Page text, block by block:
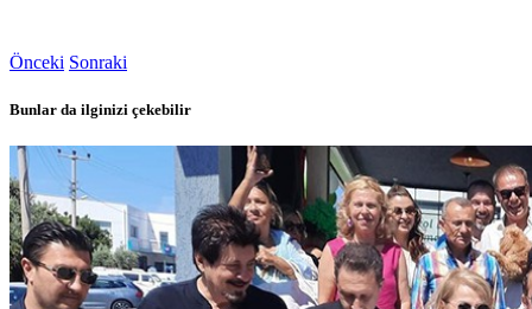
Önceki Sonraki
Bunlar da ilginizi çekebilir